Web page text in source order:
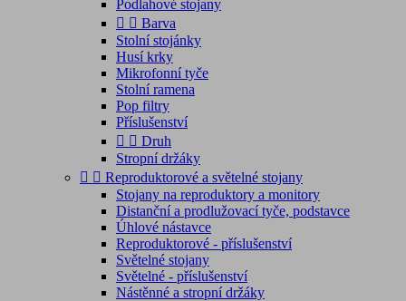
Podlahové stojany
  Barva
Stolní stojánky
Husí krky
Mikrofonní tyče
Stolní ramena
Pop filtry
Příslušenství
  Druh
Stropní držáky
  Reproduktorové a světelné stojany
Stojany na reproduktory a monitory
Distanční a prodlužovací tyče, podstavce
Úhlové nástavce
Reproduktorové - příslušenství
Světelné stojany
Světelné - příslušenství
Nástěnné a stropní držáky